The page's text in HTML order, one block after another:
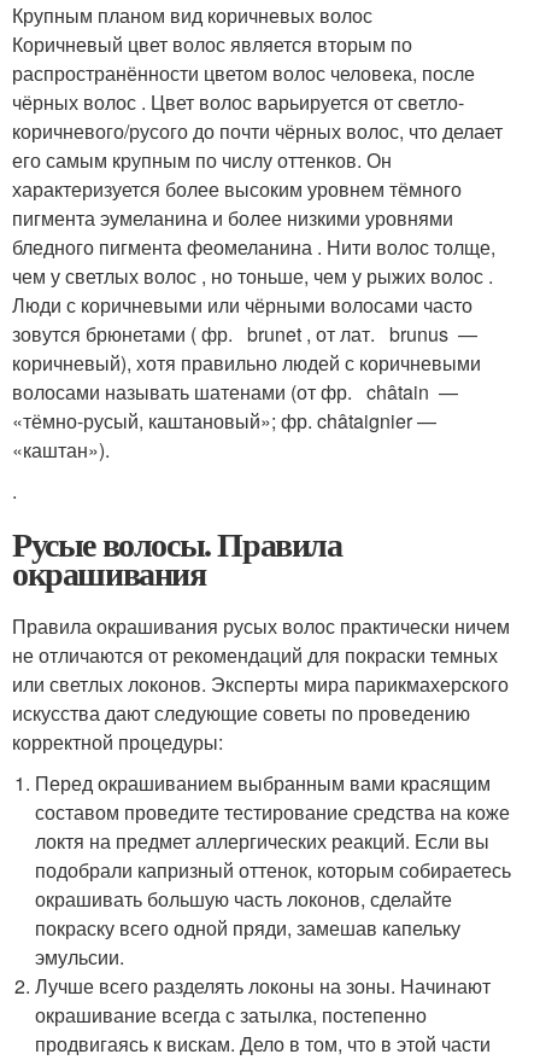
Крупным планом вид коричневых волос
Коричневый цвет волос является вторым по
распространённости цветом волос человека, после
чёрных волос . Цвет волос варьируется от светло-
коричневого/русого до почти чёрных волос, что делает
его самым крупным по числу оттенков. Он
характеризуется более высоким уровнем тёмного
пигмента эумеланина и более низкими уровнями
бледного пигмента феомеланина . Нити волос толще,
чем у светлых волос , но тоньше, чем у рыжих волос .
Люди с коричневыми или чёрными волосами часто
зовутся брюнетами ( фр. brunet , от лат. brunus —
коричневый), хотя правильно людей с коричневыми
волосами называть шатенами (от фр. châtain —
«тёмно-русый, каштановый»; фр. châtaignier —
«каштан»).
.
Русые волосы. Правила
окрашивания
Правила окрашивания русых волос практически ничем
не отличаются от рекомендаций для покраски темных
или светлых локонов. Эксперты мира парикмахерского
искусства дают следующие советы по проведению
корректной процедуры:
Перед окрашиванием выбранным вами красящим
составом проведите тестирование средства на коже
локтя на предмет аллергических реакций. Если вы
подобрали капризный оттенок, которым собираетесь
окрашивать большую часть локонов, сделайте
покраску всего одной пряди, замешав капельку
эмульсии.
Лучше всего разделять локоны на зоны. Начинают
окрашивание всегда с затылка, постепенно
продвигаясь к вискам. Дело в том, что в этой части